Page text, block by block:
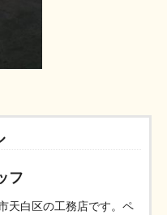
フ
天白区の工務店です。ペ